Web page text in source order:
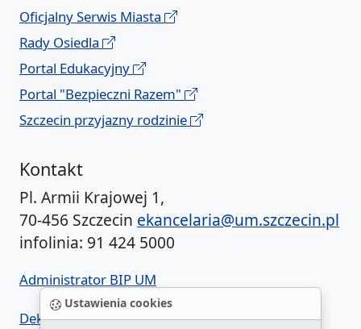
Ustawienia cookies
Oficjalny Serwis Miasta
Rady Osiedla
Portal Edukacyjny
Portal "Bezpieczni Razem"
Szczecin przyjazny rodzinie
Kontakt
Pl. Armii Krajowej 1,
70-456 Szczecin ekancelaria@um.szczecin.pl
infolinia: 91 424 5000
Administrator BIP UM
Deklaracja dostępności